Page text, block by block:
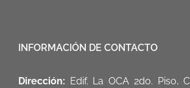
INFORMACIÓN DE CONTACTO
Dirección: Edif. La OCA 2do. Piso,